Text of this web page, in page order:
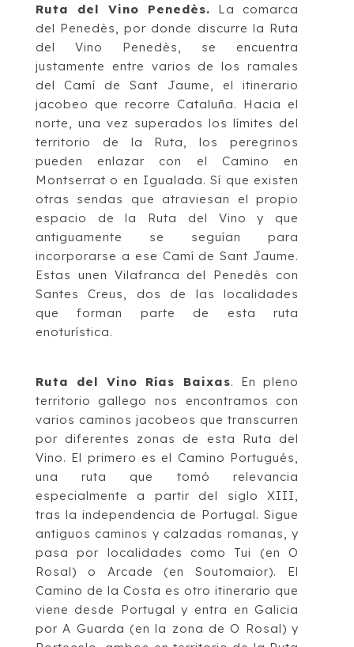
Ruta del Vino Penedès.
La comarca
del Penedès, por donde discurre la Ruta
del Vino Penedès, se encuentra
justamente entre varios de los ramales
del Camí
de Sant Jaume, el itinerario
jacobeo que recorre Cataluña. Hacia el
norte, una vez superados los límites del
territorio de la Ruta
los peregrinos
pueden enlazar con el Camino en
Montserrat o en Igualada. Sí que existen
otras sendas que atraviesan el propio
espacio de la Ruta del Vinoy que
antiguamente se seguían para
incorporarse a ese Camí de Sant Jaume.
Estas unen Vilafranca del Penedès con
Santes
Creus, dos de las localidades
que forman parte de esta ruta
enoturística.
Ruta del Vino Rías Baixas. En pleno
territorio gallego nos encontramos con
varios caminos jacobeos que transcurren
por diferentes zonas de esta Ruta del
Vino. El primero es el Camino Portugués
una ruta que tomó relevancia
especialmente a partir del sigloXIII,
tras la independencia de Portugal. Sigue
antiguos caminos y calzadas romanas, y
pasa por localidades como Tui (en O
Rosal) o Arcade (en Soutomaior). El
Camino de la Costa es otro itinerario que
viene desde Portugal y entra en Galicia
por A Guarda (en la zona de O Rosal) y